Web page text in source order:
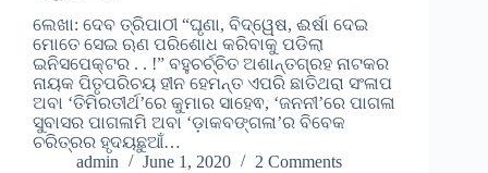
ଲେଖା: ଦେବ ତ୍ରିପାଠୀ “ଘୃଣା, ବିଦ୍ୱେଷ, ଈର୍ଷା ଦେଇ
ମୋତେ ସେଇ ଋଣ ପରିଶୋଧ କରିବାକୁ ପଡିଲା
ଇନିସପେକ୍ଟର . . !” ବହୁଚର୍ଚ୍ଚିତ ଅଶାନ୍ତଗ୍ରହ ନାଟକର
ନାୟକ ପିତୃପରିଚୟ ହୀନ ହେମନ୍ତ ଏପରି ଛାତିଥରା ସଂଳାପ
ଅବା ‘ତିମିରତୀର୍ଥ’ରେ କୁମାର ସାହେଵ, ‘ଜନନୀ’ରେ ପାଗଳା
ସୁବାସର ପାଗଳାମି ଅବା ‘ଡ଼ାକବଙ୍ଗଳା’ର ବିବେକ
ଚରିତ୍ରର ହୃଦୟଛୁଆଁ…
admin
June 1, 2020 2 Comments